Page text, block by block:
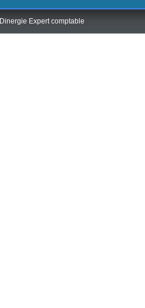
Dinergie Expert comptable